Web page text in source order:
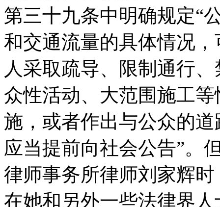
第三十九条中明确规定“
和交通流量的具体情况
人采取疏导、限制通行
众性活动、大范围施工
施，或者作出与公众的
应当提前向社会公告”。
律师事务所律师刘家辉
在她和另外一些法律界